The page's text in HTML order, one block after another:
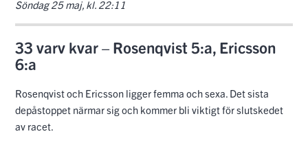
Söndag 25 maj, kl. 22:11
33 varv kvar – Rosenqvist 5:a, Ericsson
6:a
Rosenqvist och Ericsson ligger femma och sexa. Det sista
depåstoppet närmar sig och kommer bli viktigt för slutskedet
av racet.